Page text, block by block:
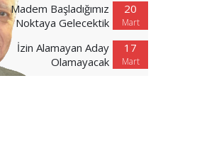
20
Mart
Madem Başladığımız
Noktaya Gelecektik
17
Mart
İzin Alamayan Aday
Olamayacak